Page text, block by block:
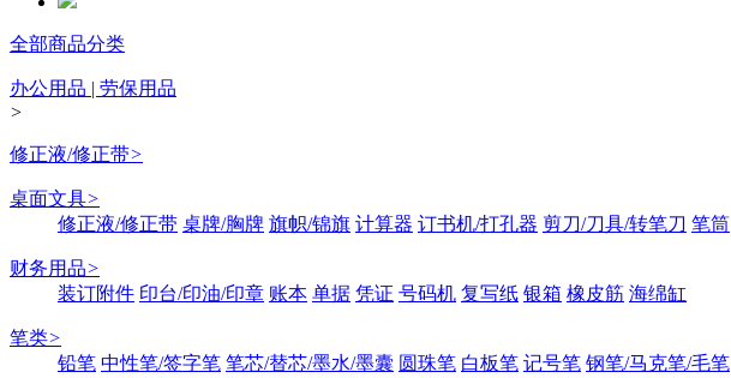
全部商品分类
办公用品 | 劳保用品
>
修正液/修正带>
桌面文具>
修正液/修正带 桌牌/胸牌 旗帜/锦旗 计算器 订书机/打孔器 剪刀/刀具/转笔刀 笔筒
财务用品>
装订附件 印台/印油/印章 账本 单据 凭证 号码机 复写纸 银箱 橡皮筋 海绵缸
笔类>
铅笔 中性笔/签字笔 笔芯/替芯/墨水/墨囊 圆珠笔 白板笔 记号笔 钢笔/马克笔/毛笔